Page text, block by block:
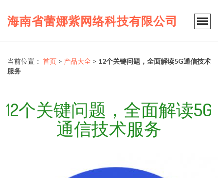
海南省蕾娜紫网络科技有限公司
当前位置： 首页 > 产品大全 > 12个关键问题，全面解读5G通信技术
服务
12个关键问题，全面解读5G
通信技术服务